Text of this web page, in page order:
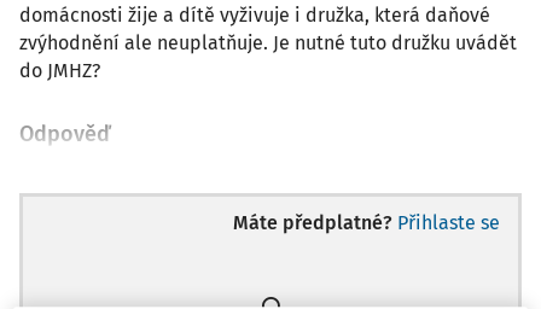
domácnosti žije a dítě vyživuje i družka, která daňové
zvýhodnění ale neuplatňuje. Je nutné tuto družku uvádět
do JMHZ?
Odpověď
Máte předplatné? Přihlaste se